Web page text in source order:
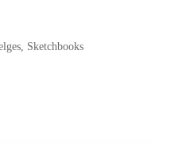
, Sketchbooks